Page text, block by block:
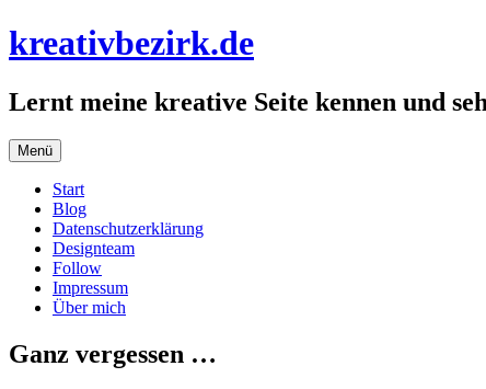
Zum
Inhalt
kreativbezirk.de
Lernt meine kreative Seite kennen und
Menü
Start
Blog
Datenschutzerklärung
Designteam
Follow
Impressum
Über mich
Ganz vergessen …